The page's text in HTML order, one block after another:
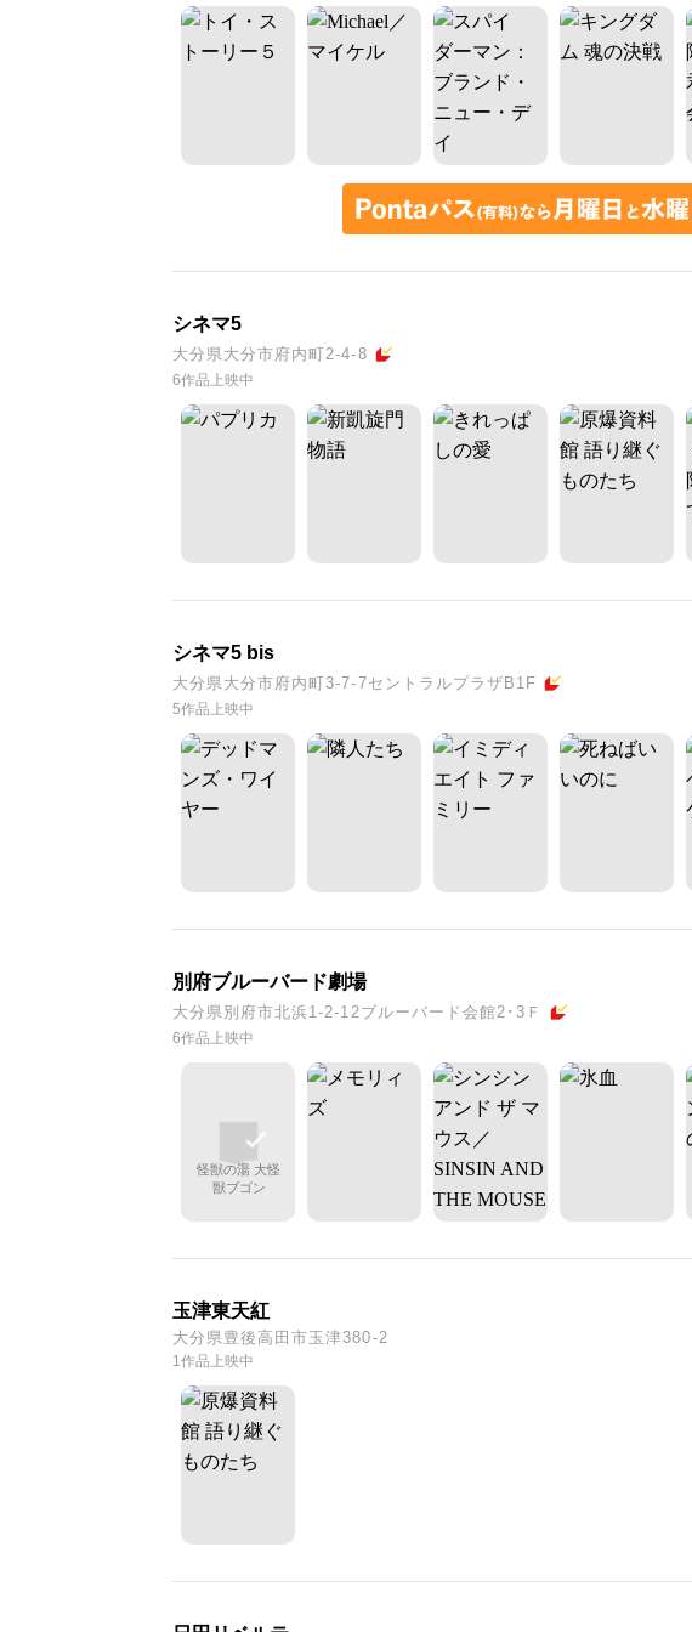
シネマ5
大分県大分市府内町2-4-8
6作品上映中
シネマ5 bis
大分県大分市府内町3-7-7セントラルプラザB1F
5作品上映中
別府ブルーバード劇場
大分県別府市北浜1-2-12ブルーバード会館2･3Ｆ
6作品上映中
怪獣の湯 大怪
獣ブゴン
玉津東天紅
大分県豊後高田市玉津380-2
1作品上映中